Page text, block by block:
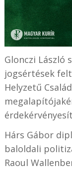
Glonczi László
jogsértések
Helyzetű
Hárs Gábor
baloldali
Raoul